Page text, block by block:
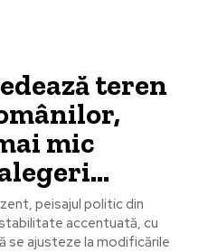
teren
mic
peisajul politic din
accentuată, cu
se ajusteze la modificările